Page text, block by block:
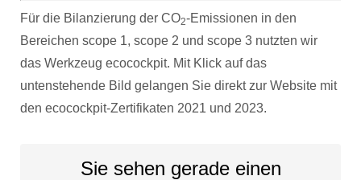
Für die Bilanzierung der CO2-Emissionen in den
Bereichen scope 1, scope 2 und scope 3 nutzten wir
das Werkzeug ecocockpit. Mit Klick auf das
untenstehende Bild gelangen Sie direkt zur Website mit
den ecocockpit-Zertifikaten 2021 und 2023.
Sie sehen gerade einen